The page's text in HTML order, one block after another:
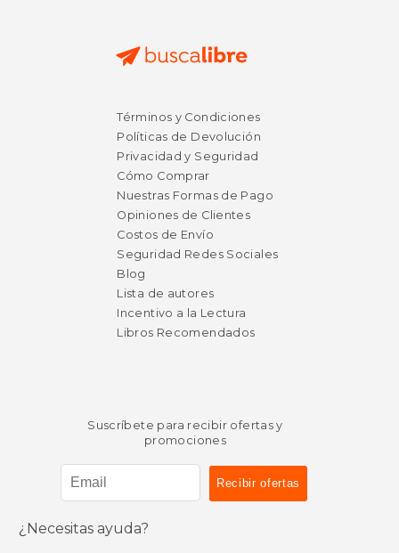
$ 84.99
50%
dcto.
Términos y Condiciones
Políticas de Devolución
Privacidad y Seguridad
Cómo Comprar
Nuestras Formas de Pago
Opiniones de Clientes
Costos de Envío
Seguridad Redes Sociales
Blog
Lista de autores
Incentivo a la Lectura
Libros Recomendados
Suscríbete para recibir ofertas y
promociones
¿Necesitas ayuda?